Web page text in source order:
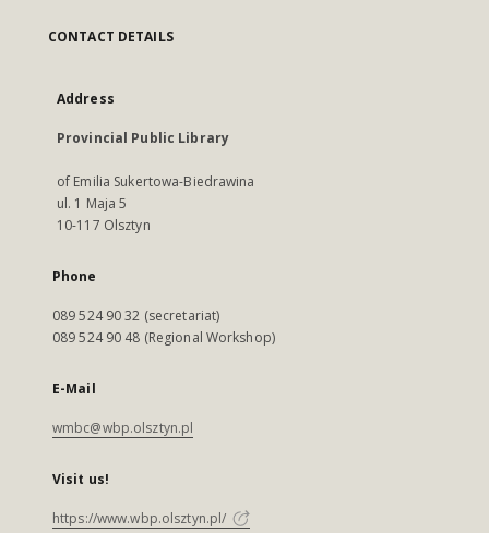
CONTACT DETAILS
Address
Provincial Public Library
of Emilia Sukertowa-Biedrawina
ul. 1 Maja 5
10-117 Olsztyn
Phone
089 524 90 32 (secretariat)
089 524 90 48 (Regional Workshop)
E-Mail
wmbc@wbp.olsztyn.pl
Visit us!
https://www.wbp.olsztyn.pl/